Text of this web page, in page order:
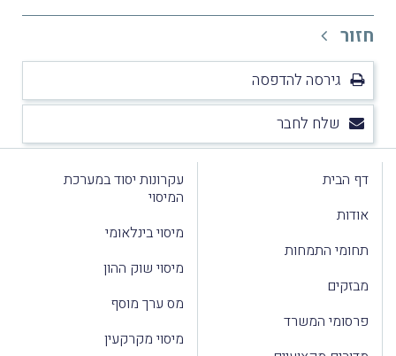
חזור
גירסה להדפסה
שלח לחבר
דף הבית
אודות
תחומי התמחות
מבזקים
פרסומי המשרד
עקרונות יסוד במערכת
המיסוי
מיסוי בינלאומי
מיסוי שוק ההון
מס ערך מוסף
מיסוי מקרקעין